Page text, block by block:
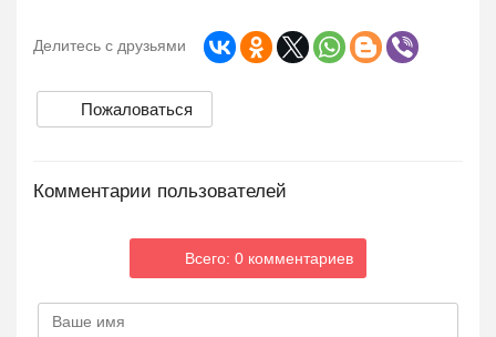
Делитесь с друзьями
Пожаловаться
Комментарии пользователей
Всего: 0 комментариев